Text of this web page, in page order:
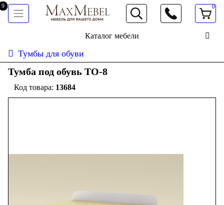
066 472 19 61
0
Каталог мебели
Тумбы для обуви
Тумба под обувь ТО-8
13684